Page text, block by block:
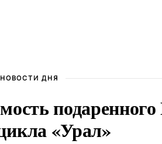
НОВОСТИ ДНЯ
«Урал»